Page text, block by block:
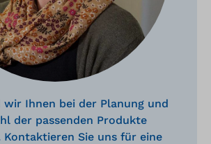
wir Ihnen bei der Planung und
der passenden Produkte
Kontaktieren Sie uns für eine